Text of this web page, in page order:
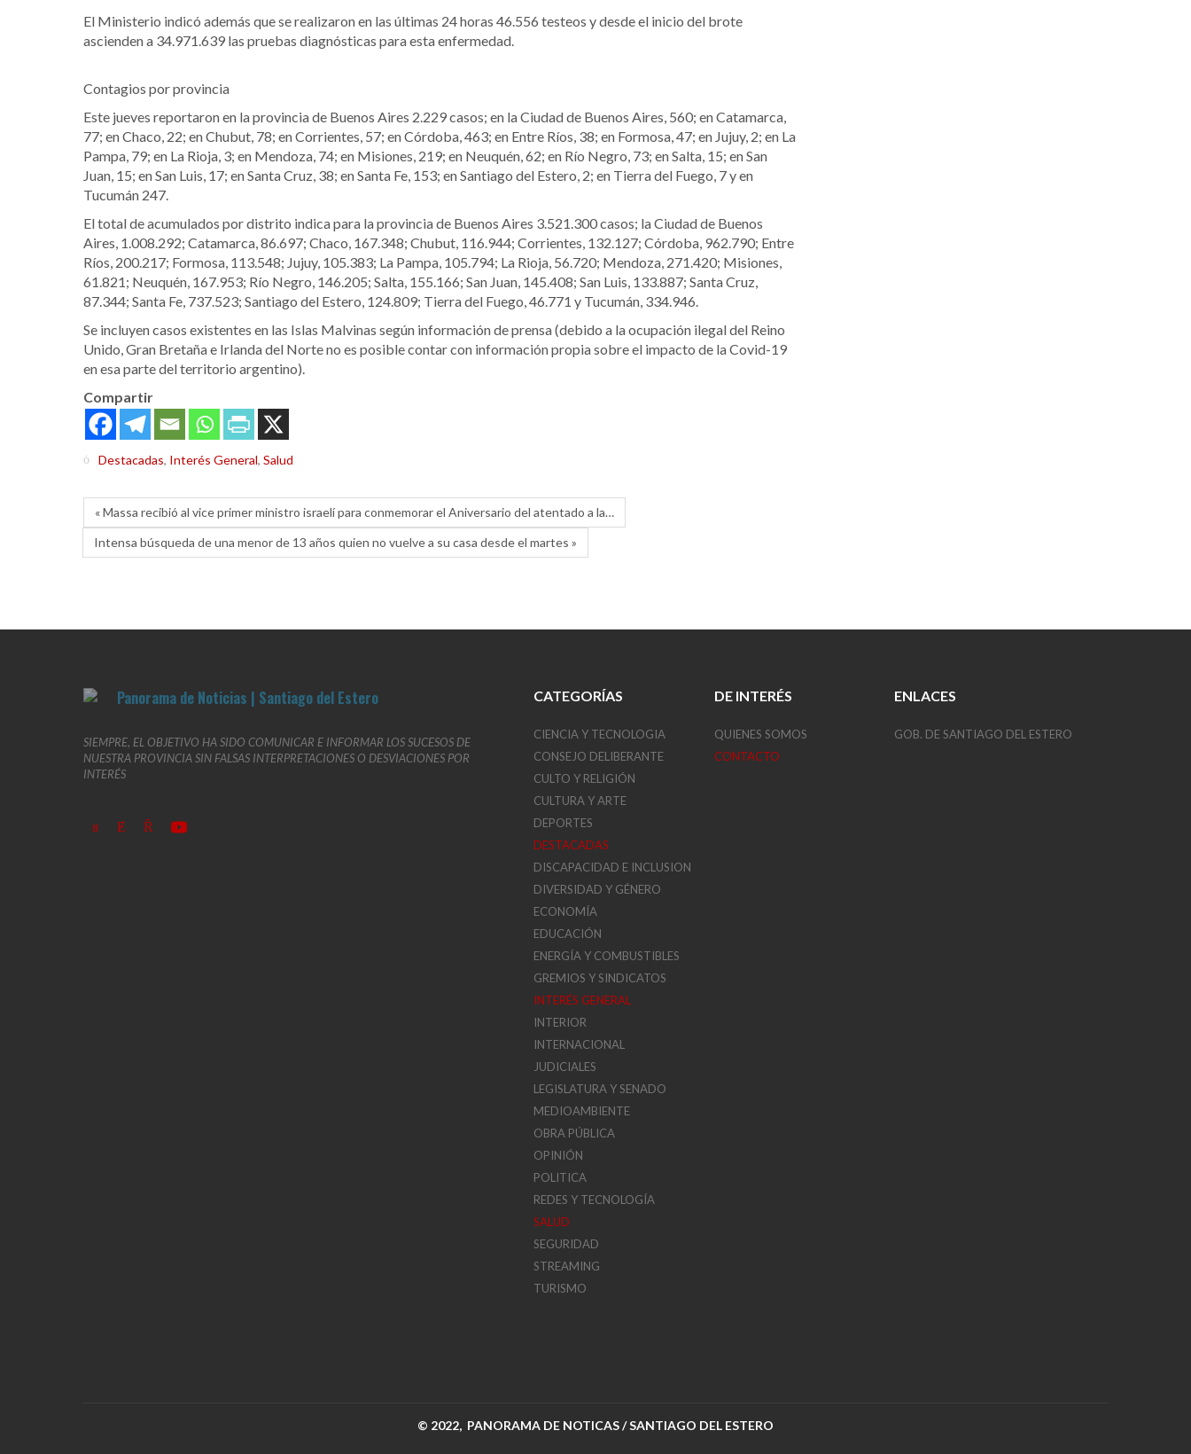
El Ministerio indicó además que se realizaron en las últimas 24 horas 46.556 testeos y desde el inicio del brote
ascienden a 34.971.639 las pruebas diagnósticas para esta enfermedad.
Contagios por provincia
Este jueves reportaron en la provincia de Buenos Aires 2.229 casos; en la Ciudad de Buenos Aires, 560; en Catamarca,
77; en Chaco, 22; en Chubut, 78; en Corrientes, 57; en Córdoba, 463; en Entre Ríos, 38; en Formosa, 47; en Jujuy, 2; en La
Pampa, 79; en La Rioja, 3; en Mendoza, 74; en Misiones, 219; en Neuquén, 62; en Río Negro, 73; en Salta, 15; en San
Juan, 15; en San Luis, 17; en Santa Cruz, 38; en Santa Fe, 153; en Santiago del Estero, 2; en Tierra del Fuego, 7 y en
Tucumán 247.
El total de acumulados por distrito indica para la provincia de Buenos Aires 3.521.300 casos; la Ciudad de Buenos
Aires, 1.008.292; Catamarca, 86.697; Chaco, 167.348; Chubut, 116.944; Corrientes, 132.127; Córdoba, 962.790; Entre
Ríos, 200.217; Formosa, 113.548; Jujuy, 105.383; La Pampa, 105.794; La Rioja, 56.720; Mendoza, 271.420; Misiones,
61.821; Neuquén, 167.953; Río Negro, 146.205; Salta, 155.166; San Juan, 145.408; San Luis, 133.887; Santa Cruz,
87.344; Santa Fe, 737.523; Santiago del Estero, 124.809; Tierra del Fuego, 46.771 y Tucumán, 334.946.
Se incluyen casos existentes en las Islas Malvinas según información de prensa (debido a la ocupación ilegal del Reino
Unido, Gran Bretaña e Irlanda del Norte no es posible contar con información propia sobre el impacto de la Covid-19
en esa parte del territorio argentino).
Compartir
Destacadas, Interés General, Salud
« Massa recibió al vice primer ministro israelí para conmemorar el Aniversario del atentado a la…
Intensa búsqueda de una menor de 13 años quien no vuelve a su casa desde el martes »
SIEMPRE, EL OBJETIVO HA SIDO COMUNICAR E INFORMAR LOS SUCESOS DE
NUESTRA PROVINCIA SIN FALSAS INTERPRETACIONES O DESVIACIONES POR
INTERÉS
CATEGORÍAS
CIENCIA Y TECNOLOGIA
CONSEJO DELIBERANTE
CULTO Y RELIGIÓN
CULTURA Y ARTE
DEPORTES
DESTACADAS
DISCAPACIDAD E INCLUSION
DIVERSIDAD Y GÉNERO
ECONOMÍA
EDUCACIÓN
ENERGÍA Y COMBUSTIBLES
GREMIOS Y SINDICATOS
INTERÉS GENERAL
INTERIOR
INTERNACIONAL
JUDICIALES
LEGISLATURA Y SENADO
MEDIOAMBIENTE
OBRA PÚBLICA
OPINIÓN
POLITICA
REDES Y TECNOLOGÍA
SALUD
SEGURIDAD
STREAMING
TURISMO
DE INTERÉS
QUIENES SOMOS
CONTACTO
ENLACES
GOB. DE SANTIAGO DEL ESTERO
© 2022, PANORAMA DE NOTICAS / SANTIAGO DEL ESTERO